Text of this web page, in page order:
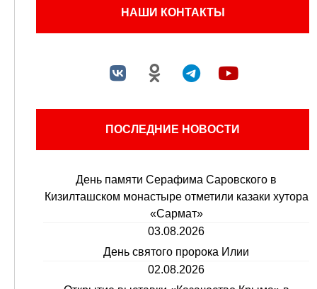
НАШИ КОНТАКТЫ
ПОСЛЕДНИЕ НОВОСТИ
День памяти Серафима Саровского в
Кизилташском монастыре отметили казаки хутора
«Сармат»
03.08.2026
День святого пророка Илии
02.08.2026